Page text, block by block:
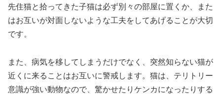
先住猫と拾ってきた子猫は必ず別々の部屋に置くか、また
はお互いが対面しないような工夫をしてあげることが大切
です。
また、病気を移してしまうだけでなく、突然知らない猫が
近くに来ることはお互いに警戒します。猫は、テリトリー
意識が強い動物なので、驚かせたりケンカになったりする